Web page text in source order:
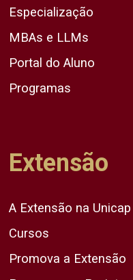
Especialização
MBAs e LLMs
Portal do Aluno
Programas
Extensão
A Extensão na Unicap
Cursos
Promova a Extensão